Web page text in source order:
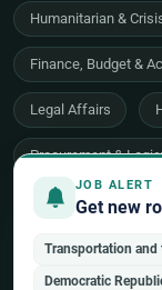
JOB ALERT
Get new
Transportation and
Democratic
Humanitarian &
Finance, Budget &
Legal Affairs
Procurement &
Economic
Evaluation, Audit &